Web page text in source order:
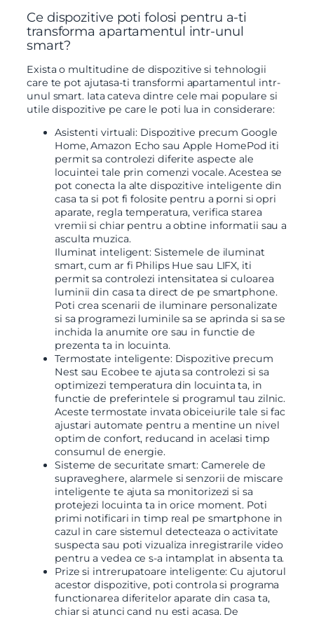
Ce dispozitive poti folosi pentru a-ti
transforma apartamentul intr-unul
smart?
Exista o multitudine de dispozitive si tehnologii
care te pot ajutasa-ti transformi apartamentul intr-
unul smart. Iata cateva dintre cele mai populare si
utile dispozitive pe care le poti lua in considerare:
Asistenti virtuali: Dispozitive precum Google
Home, Amazon Echo sau Apple HomePod iti
permit sa controlezi diferite aspecte ale
locuintei tale prin comenzi vocale. Acestea se
pot conecta la alte dispozitive inteligente din
casa ta si pot fi folosite pentru a porni si opri
aparate, regla temperatura, verifica starea
vremii si chiar pentru a obtine informatii sau a
asculta muzica.
Iluminat inteligent: Sistemele de iluminat
smart, cum ar fi Philips Hue sau LIFX, iti
permit sa controlezi intensitatea si culoarea
luminii din casa ta direct de pe smartphone.
Poti crea scenarii de iluminare personalizate
si sa programezi luminile sa se aprinda si sa se
inchida la anumite ore sau in functie de
prezenta ta in locuinta.
Termostate inteligente: Dispozitive precum
Nest sau Ecobee te ajuta sa controlezi si sa
optimizezi temperatura din locuinta ta, in
functie de preferintele si programul tau zilnic.
Aceste termostate invata obiceiurile tale si fac
ajustari automate pentru a mentine un nivel
optim de confort, reducand in acelasi timp
consumul de energie.
Sisteme de securitate smart: Camerele de
supraveghere, alarmele si senzorii de miscare
inteligente te ajuta sa monitorizezi si sa
protejezi locuinta ta in orice moment. Poti
primi notificari in timp real pe smartphone in
cazul in care sistemul detecteaza o activitate
suspecta sau poti vizualiza inregistrarile video
pentru a vedea ce s-a intamplat in absenta ta.
Prize si intrerupatoare inteligente: Cu ajutorul
acestor dispozitive, poti controla si programa
functionarea diferitelor aparate din casa ta,
chiar si atunci cand nu esti acasa. De